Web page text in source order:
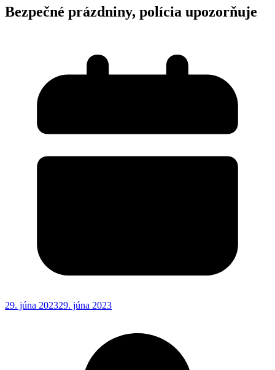
Bezpečné prázdniny, polícia upozorňuje
29. júna 202329. júna 2023